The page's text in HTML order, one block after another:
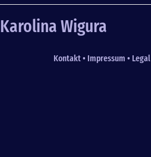
Karolina Wigura
Fußzeile
Kontakt • Impressum • Legal